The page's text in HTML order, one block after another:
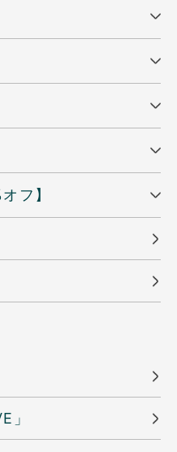
フ】
」